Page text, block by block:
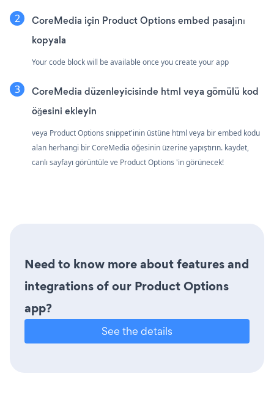
CoreMedia için Product Options embed pasajını
kopyala
Your code block will be available once you create your app
CoreMedia düzenleyicisinde html veya gömülü kod
öğesini ekleyin
veya Product Options snippet'inin üstüne html veya bir embed kodu
alan herhangi bir CoreMedia öğesinin üzerine yapıştırın. kaydet,
canlı sayfayı görüntüle ve Product Options 'in görünecek!
Need to know more about features and
integrations of our Product Options
app?
See the details